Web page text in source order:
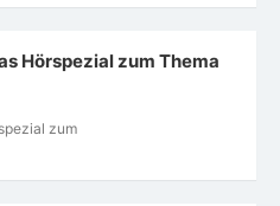
Hörspezial zum Thema
zum